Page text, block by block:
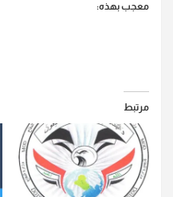
معجب بهذه:
مرتبط